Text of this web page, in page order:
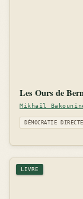
Les Ours de
Mikhaïl
DÉMOCRATIE DIRECTE
LIVRE